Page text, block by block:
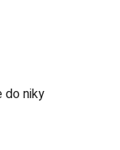
do niky